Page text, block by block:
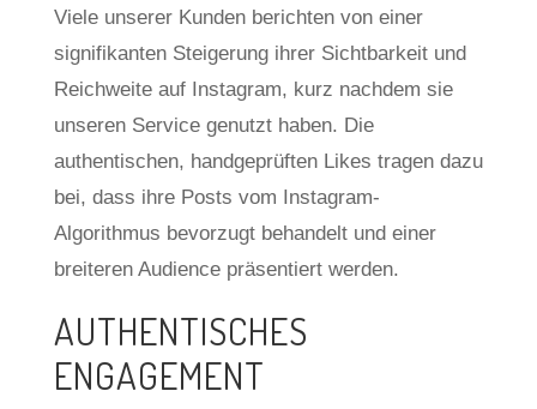
Viele unserer Kunden berichten von einer
signifikanten Steigerung ihrer Sichtbarkeit und
Reichweite auf Instagram, kurz nachdem sie
unseren Service genutzt haben. Die
authentischen, handgeprüften Likes tragen dazu
bei, dass ihre Posts vom Instagram-
Algorithmus bevorzugt behandelt und einer
breiteren Audience präsentiert werden.
AUTHENTISCHES
ENGAGEMENT